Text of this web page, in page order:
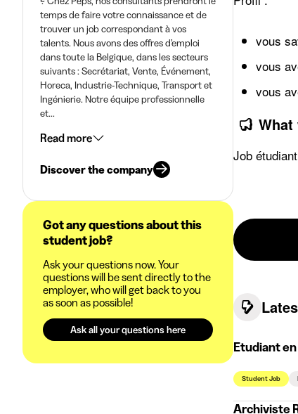
temps de faire votre connaissance et de
trouver un job correspondant à vos
talents. Nous avons des offres d’emploi
dans toute la Belgique, dans les secteurs
suivants : Secrétariat, Vente, Événement,
Horeca, Industrie-Technique, Transport et
Ingénierie. Notre équipe professionnelle
et...
Read more
Discover the company
Got any questions about this
student job?
Ask your questions now. Your
questions will be sent directly to the
employer, who will get back to you
as soon as possible!
Ask all your questions here
vous
vous
vous
What
Job
Etudiant
Student Job
Archiviste